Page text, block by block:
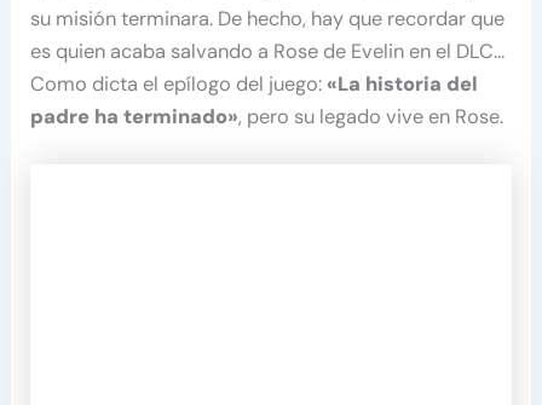
su misión terminara. De hecho, hay que recordar que
es quien acaba salvando a Rose de Evelin en el DLC…
Como dicta el epílogo del juego: «La historia del
padre ha terminado», pero su legado vive en Rose.